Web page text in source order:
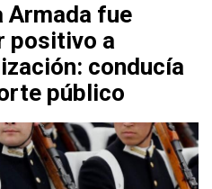
Armada fue
positivo a
conducía
público